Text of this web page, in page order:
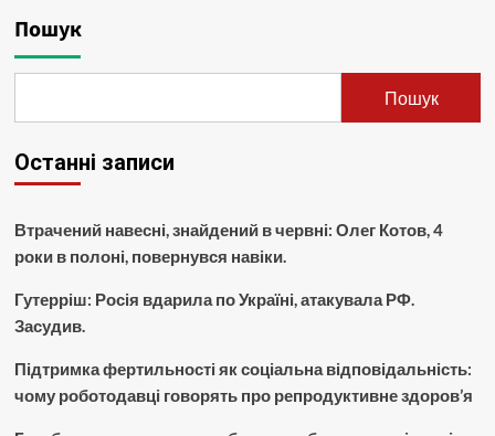
Пошук
Пошук
Останні записи
Втрачений навесні, знайдений в червні: Олег Котов, 4
роки в полоні, повернувся навіки.
Гутерріш: Росія вдарила по Україні, атакувала РФ.
Засудив.
Підтримка фертильності як соціальна відповідальність:
чому роботодавці говорять про репродуктивне здоров’я